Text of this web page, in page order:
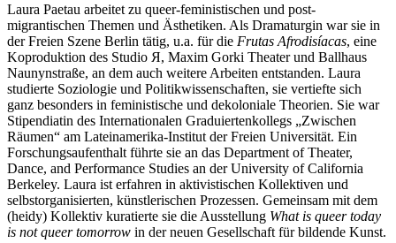
Laura Paetau arbeitet zu queer-feministischen und post-
migrantischen Themen und Ästhetiken. Als Dramaturgin war sie in
der Freien Szene Berlin tätig, u.a. für die Frutas Afrodisíacas, eine
Koproduktion des Studio Я, Maxim Gorki Theater und Ballhaus
Naunynstraße, an dem auch weitere Arbeiten entstanden. Laura
studierte Soziologie und Politikwissenschaften, sie vertiefte sich
ganz besonders in feministische und dekoloniale Theorien. Sie war
Stipendiatin des Internationalen Graduiertenkollegs „Zwischen
Räumen“ am Lateinamerika-Institut der Freien Universität. Ein
Forschungsaufenthalt führte sie an das Department of Theater,
Dance, and Performance Studies an der University of California
Berkeley. Laura ist erfahren in aktivistischen Kollektiven und
selbstorganisierten, künstlerischen Prozessen. Gemeinsam mit dem
(heidy) Kollektiv kuratierte sie die Ausstellung What is queer today
is not queer tomorrow in der neuen Gesellschaft für bildende Kunst.